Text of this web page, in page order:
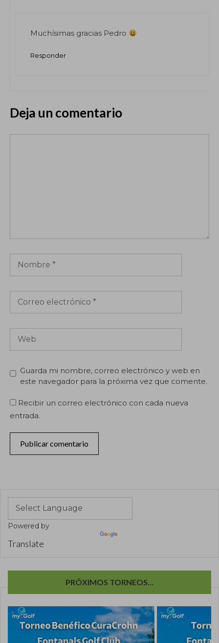
Muchísimas gracias Pedro
Responder
Deja un comentario
electrónico
Guarda mi nombre, correo electrónico y web en
este navegador para la próxima vez que comente.
Recibir un correo electrónico con cada nueva
entrada.
Powered by
Translate
PRÓXIMOS TORNEOS…